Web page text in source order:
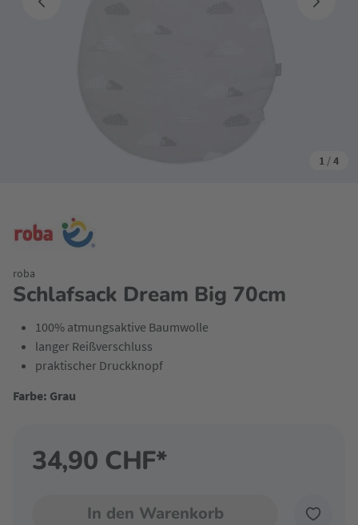
1 /4
Schlafsack Dream Big 70cm
roba
100% atmungsaktive Baumwolle
langer Reißverschluss
praktischer Druckknopf
Farbe: Grau
34,90 CHF*
In den Warenkorb